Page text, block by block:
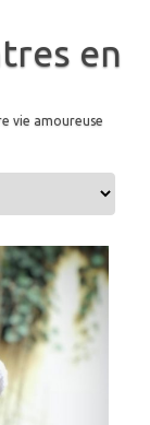
en
vie amoureuse